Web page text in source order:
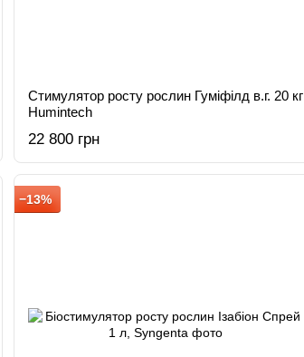
Стимулятор росту рослин Гуміфілд в.г. 20 кг
Humintech
22 800 грн
−13%